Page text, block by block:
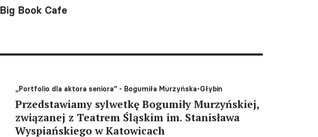
Big Book Cafe
„Portfolio dla aktora seniora” - Bogumiła Murzyńska-Głybin
Przedstawiamy sylwetkę Bogumiły Murzyńskiej,
związanej z Teatrem Śląskim im. Stanisława
Wyspiańskiego w Katowicach